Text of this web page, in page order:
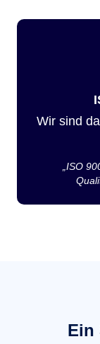
Wir sind
„ISO
Ein